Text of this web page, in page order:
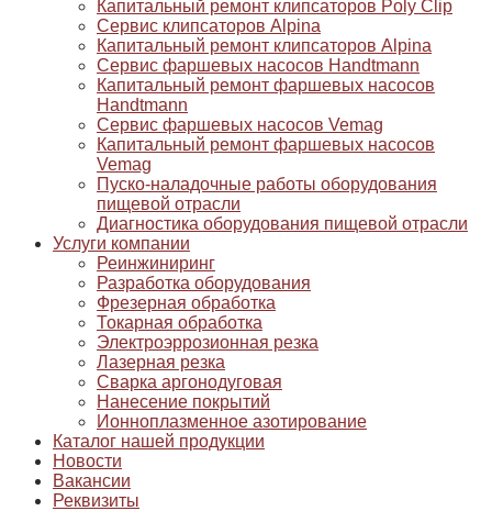
Капитальный ремонт клипсаторов Poly Clip
Сервис клипсаторов Alpina
Капитальный ремонт клипсаторов Alpina
Сервис фаршевых насосов Handtmann
Капитальный ремонт фаршевых насосов
Handtmann
Сервис фаршевых насосов Vemag
Капитальный ремонт фаршевых насосов
Vemag
Пуско-наладочные работы оборудования
пищевой отрасли
Диагностика оборудования пищевой отрасли
Услуги компании
Реинжиниринг
Разработка оборудования
Фрезерная обработка
Токарная обработка
Электроэррозионная резка
Лазерная резка
Сварка аргонодуговая
Нанесение покрытий
Ионноплазменное азотирование
Каталог нашей продукции
Новости
Вакансии
Реквизиты